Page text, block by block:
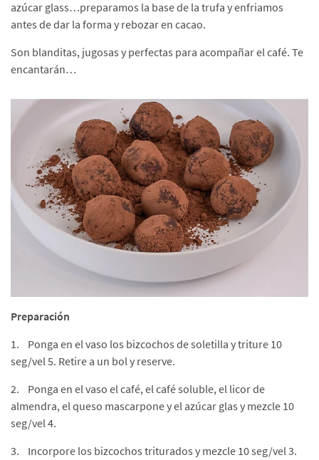
azúcar glass…preparamos la base de la trufa y enfriamos
antes de dar la forma y rebozar en cacao.
Son blanditas, jugosas y perfectas para acompañar el café. Te
encantarán…
Preparación
1. Ponga en el vaso los bizcochos de soletilla y triture 10
seg/vel 5. Retire a un bol y reserve.
2. Ponga en el vaso el café, el café soluble, el licor de
almendra, el queso mascarpone y el azúcar glas y mezcle 10
seg/vel 4.
3. Incorpore los bizcochos triturados y mezcle 10 seg/vel 3.